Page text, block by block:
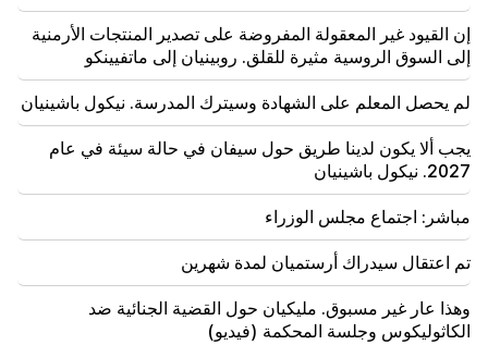
20:05
اتهام جديد ضد جاجيك تساروكيان. ترامب يختار خليفته
(فيديو)
19:37 مهم
الحرية لجميع الأرمن في سجون باكو. ابراهاميان
19:28 مهم
وتحت قيادتكم، ستواصل حكومة جمهورية أرمينيا لعب دور
بناء في السلام الإقليمي. غوتيريس إلى باشينيان
18:35
روسيا مستعدة لمواصلة إدارة امتيازات السكك الحديدية
الأرمينية. أوفرتشوك
إن القيود غير المعقولة المفروضة على تصدير المنتجات الأرمنية
إلى السوق الروسية مثيرة للقلق. روبينيان إلى ماتفيينكو
لم يحصل المعلم على الشهادة وسيترك المدرسة. نيكول باشينيان
يجب ألا يكون لدينا طريق حول سيفان في حالة سيئة في عام
2027. نيكول باشينيان
مباشر: اجتماع مجلس الوزراء
تم اعتقال سيدراك أرستميان لمدة شهرين
وهذا عار غير مسبوق. مليكيان حول القضية الجنائية ضد
الكاثوليكوس وجلسة المحكمة (فيديو)